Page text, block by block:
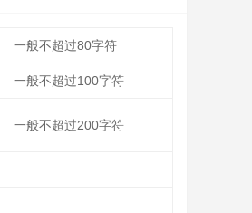
一般不超过80字符
一般不超过100字符
一般不超过200字符